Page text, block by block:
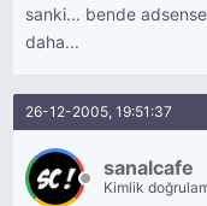
sanki... bende
daha...
26-12-2005, 19:51:37
sanalcafe
Kimlik